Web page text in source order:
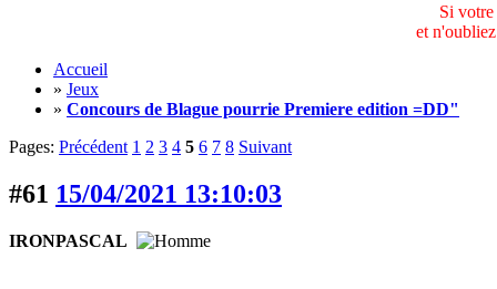
Si
et
Accueil
» Jeux
» Concours de Blague pourrie Premiere edition =DD"
Pages: Précédent 1 2 3 4 5 6 7 8 Suivant
#61 15/04/2021 13:10:03
IRONPASCAL